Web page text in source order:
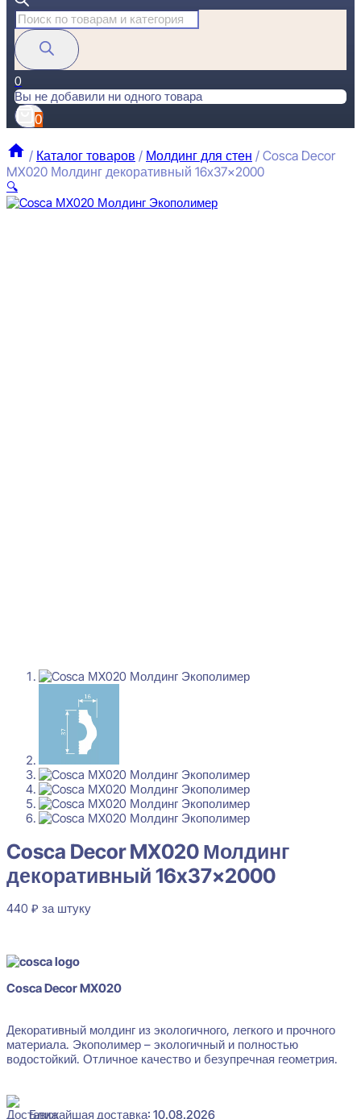
Поиск
товаров
0
Вы не добавили ни одного товара
0
/ Каталог товаров / Молдинг для стен / Cosca Decor
MX020 Молдинг декоративный 16x37x2000
🔍
Cosca Decor MX020 Молдинг
декоративный 16x37x2000
440 ₽ за штуку
Cosca Decor MX020
Декоративный молдинг из экологичного, легкого и прочного
материала. Экополимер – экологичный и полностью
водостойкий. Отличное качество и безупречная геометрия.
Ближайшая доставка: 10.08.2026